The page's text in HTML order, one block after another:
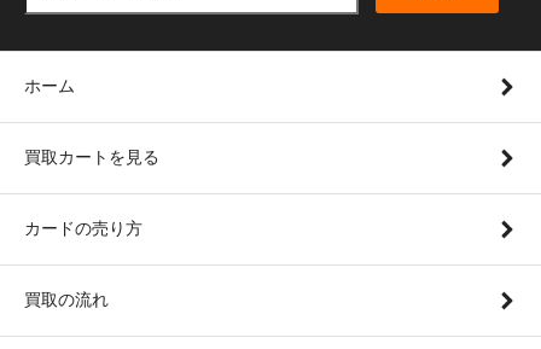
ホーム
買取カートを見る
カードの売り方
買取の流れ